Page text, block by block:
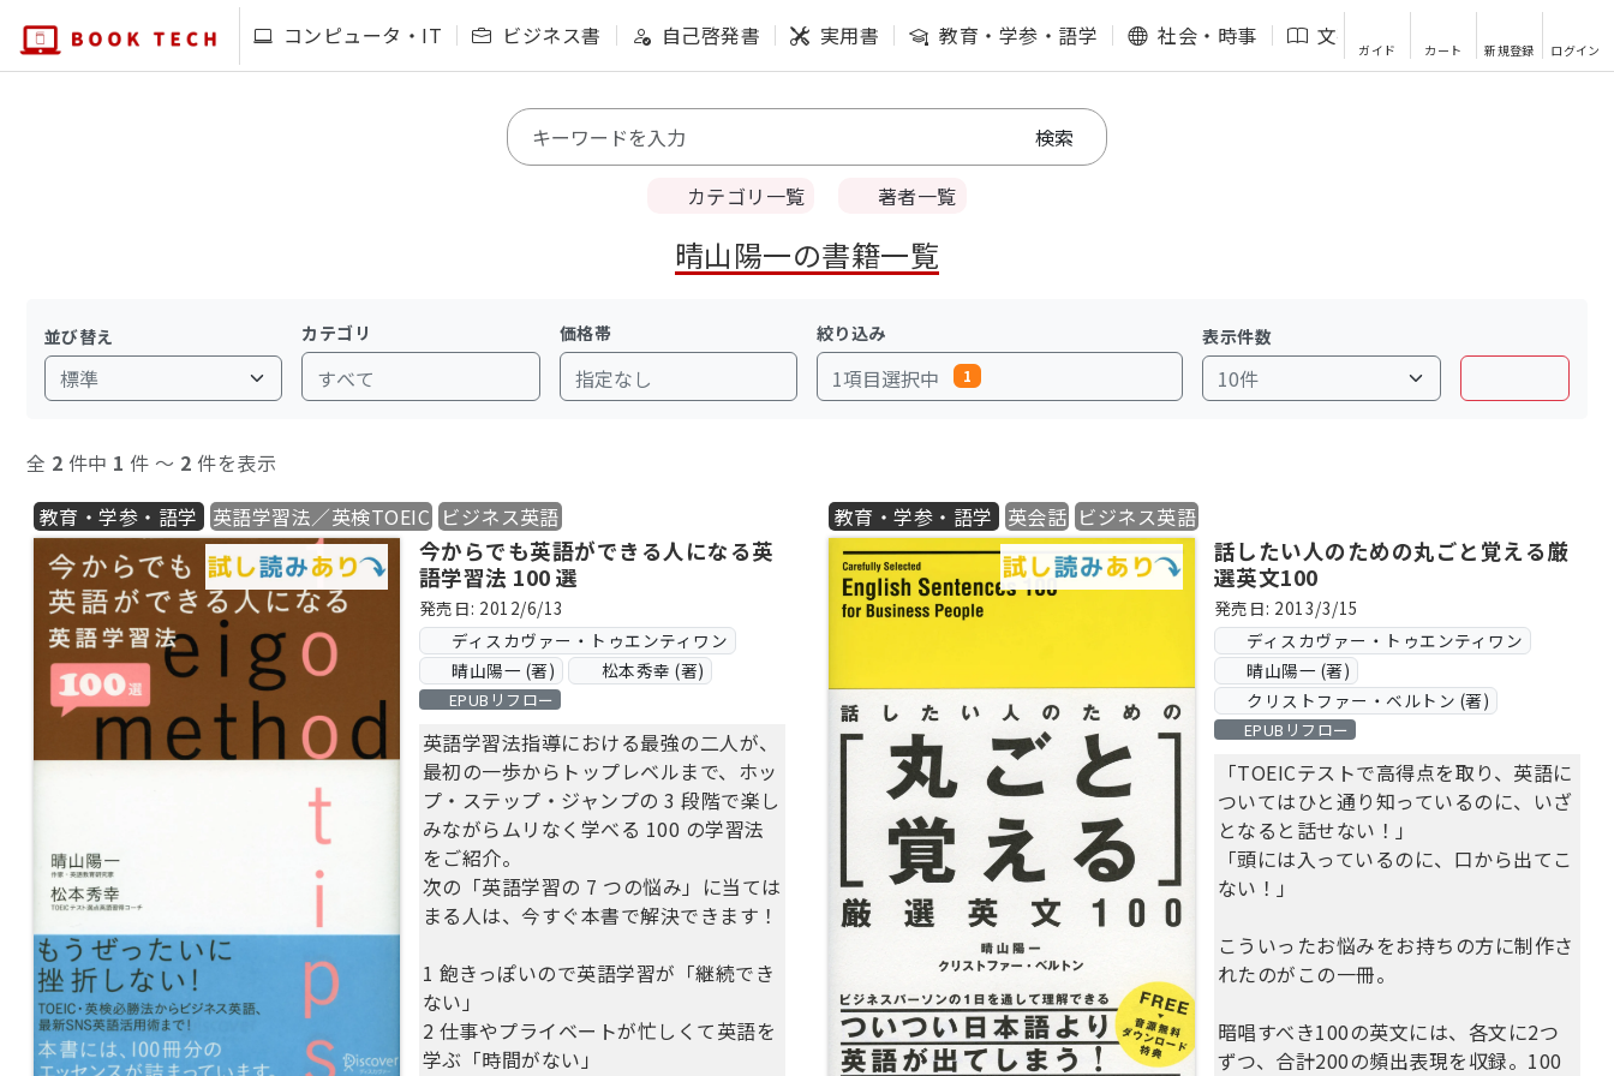
コンピュータ・IT ビジネス書 自己啓発書 実用書 教育・学参・語学 社会・時事 文芸・エッセイ
ガイド カート 新規登録 ログイン
カテゴリ一覧 著者一覧
晴山陽一の書籍一覧
並び替え カテゴリ
すべて
価格帯
指定なし
絞り込み
1項目選択中 1
表示件数
全 2 件中 1 件 〜 2 件を表示
教育・学参・語学
英語学習法／英検TOEIC ビジネス英語
今からでも英語ができる人になる英
語学習法 100 選
発売日: 2012/6/13
ディスカヴァー・トゥエンティワン
晴山陽一 (著)
松本秀幸 (著)
EPUBリフロー
英語学習法指導における最強の二人が、
最初の一歩からトップレベルまで、ホッ
プ・ステップ・ジャンプの 3 段階で楽し
みながらムリなく学べる 100 の学習法
をご紹介。
次の「英語学習の 7 つの悩み」に当ては
まる人は、今すぐ本書で解決できます！
1 飽きっぽいので英語学習が「継続でき
ない」
2 仕事やプライベートが忙しくて英語を
学ぶ「時間がない」
教育・学参・語学 英会話 ビジネス英語
話したい人のための丸ごと覚える厳
選英文100
発売日: 2013/3/15
ディスカヴァー・トゥエンティワン
晴山陽一 (著)
クリストファー・ベルトン (著)
EPUBリフロー
「TOEICテストで高得点を取り、英語に
ついてはひと通り知っているのに、いざ
となると話せない！」
「頭には入っているのに、口から出てこ
ない！」
こういったお悩みをお持ちの方に制作さ
れたのがこの一冊。
暗唱すべき100の英文には、各文に2つ
ずつ、合計200の頻出表現を収録。100